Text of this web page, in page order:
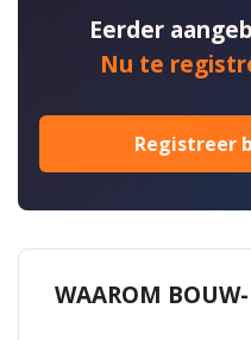
Eerder
Nu te
Registreer
WAAROM